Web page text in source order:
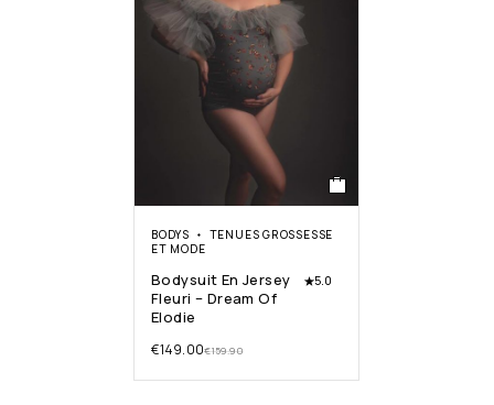
BODYS
TENUES GROSSESSE
ET MODE
Bodysuit En Jersey
Fleuri – Dream Of
Elodie
5.0
€159.90
€149.00